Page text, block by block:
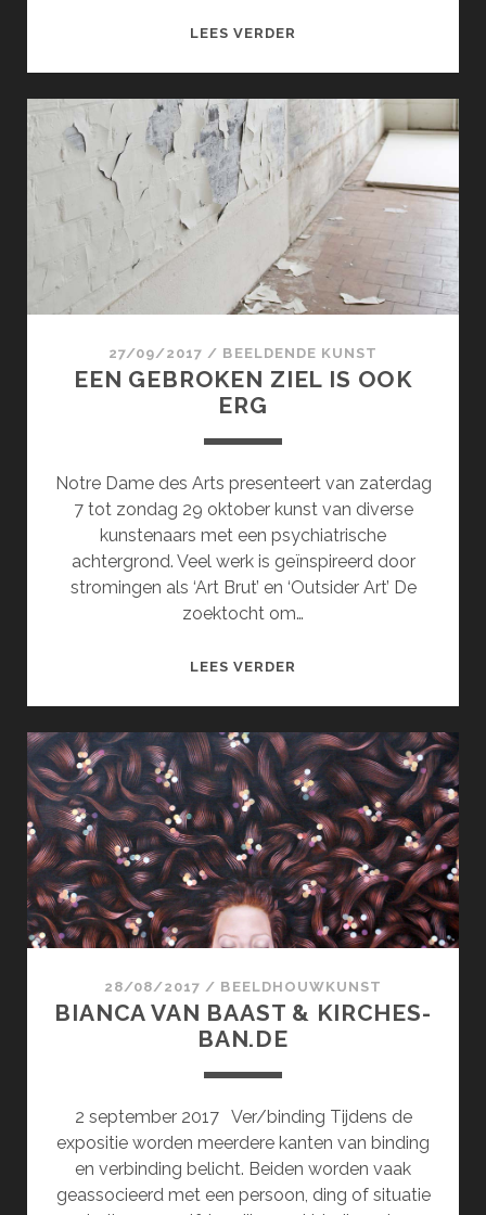
LEES VERDER
VAN
PETER
ROHS
27/09/2017 / BEELDENDE KUNST
EEN GEBROKEN ZIEL IS OOK
ERG
Notre Dame des Arts presenteert van zaterdag
7 tot zondag 29 oktober kunst van diverse
kunstenaars met een psychiatrische
achtergrond. Veel werk is geïnspireerd door
stromingen als ‘Art Brut’ en ‘Outsider Art’ De
zoektocht om…
LEES VERDER
IS
OOK
ERG
28/08/2017 / BEELDHOUWKUNST
BIANCA VAN BAAST & KIRCHES-
BAN.DE
2 september 2017 Ver/binding Tijdens de
expositie worden meerdere kanten van binding
en verbinding belicht. Beiden worden vaak
geassocieerd met een persoon, ding of situatie